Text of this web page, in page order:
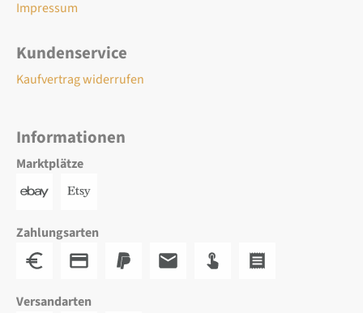
Impressum
Kundenservice
Kaufvertrag widerrufen
Informationen
Marktplätze
Zahlungsarten
Versandarten